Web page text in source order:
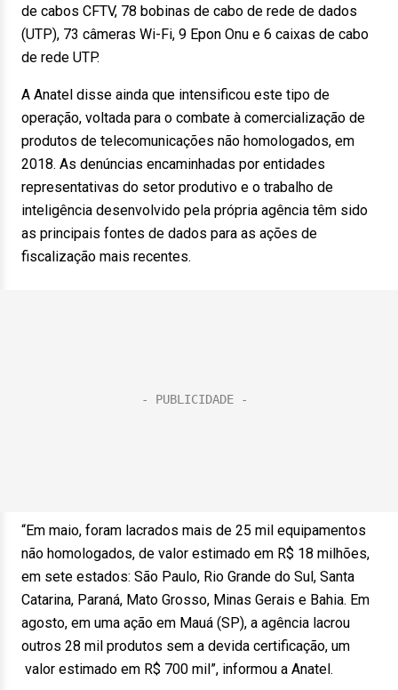
de cabos CFTV, 78 bobinas de cabo de rede de dados
(UTP), 73 câmeras Wi-Fi, 9 Epon Onu e 6 caixas de cabo
de rede UTP.
A Anatel disse ainda que intensificou este tipo de
operação, voltada para o combate à comercialização de
produtos de telecomunicações não homologados, em
2018. As denúncias encaminhadas por entidades
representativas do setor produtivo e o trabalho de
inteligência desenvolvido pela própria agência têm sido
as principais fontes de dados para as ações de
fiscalização mais recentes.
“Em maio, foram lacrados mais de 25 mil equipamentos
não homologados, de valor estimado em R$ 18 milhões,
em sete estados: São Paulo, Rio Grande do Sul, Santa
Catarina, Paraná, Mato Grosso, Minas Gerais e Bahia. Em
agosto, em uma ação em Mauá (SP), a agência lacrou
outros 28 mil produtos sem a devida certificação, um
valor estimado em R$ 700 mil”, informou a Anatel.